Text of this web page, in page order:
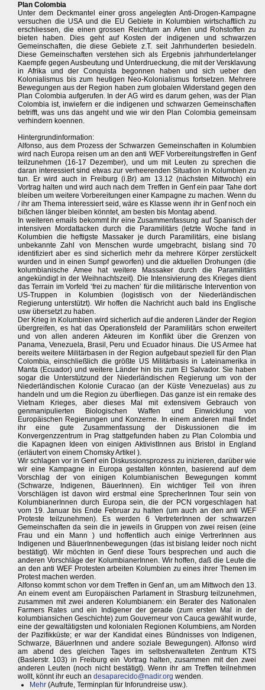
Plan Colombia
Unter dem Deckmantel einer gross angelegten Anti-Drogen-Kampagne
versuchen die USA und die EU Gebiete in Kolumbien wirtschaftlich zu
erschliessen, die einen grossen Reichtum an Arten und Rohstoffen zu
bieten haben. Dies geht auf Kosten der indigenen und schwarzen
Gemeinschaften, die diese Gebiete z.T. seit Jahrhunderten besiedeln.
Diese Gemeinschaften verstehen sich als Ergebnis jahrhundertelanger
Kaempfe gegen Ausbeutung und Unterdrueckung, die mit der Versklavung
in Afrika und der Conquista begonnen haben und sich ueber den
Kolonialismus bis zum heutigen Neo-Kolonialismus fortsetzen. Mehrere
Bewegungen aus der Region haben zum globalen Widerstand gegen den
Plan Colombia aufgerufen. In der AG wird es darum gehen, was der Plan
Colombia ist, inwiefern er die indigenen und schwarzen Gemeinschaften
betrifft, was uns das angeht und wie wir den Plan Colombia gemeinsam
verhindern koennen.
Hintergrundinformation:
Alfonso, aus dem Prozess der Schwarzen Gemeinschaften in Kolumbien
wird nach Europa reisen um an den anti WEF Vorbereitungstreffen in Genf
teilzunehmen (16-17 Dezember), und um mit Leuten zu sprechen die
daran interessiert sind etwas zur verheerenden Situation in Kolumbien zu
tun. Er wird auch in Freiburg (i.Br) am 13.12 (nächsten Mittwoch) ein
Vortrag halten und wird auch nach dem Treffen in Genf ein paar Tahe dort
bleiben um weitere Vorbereitungen einer Kampagne zu machen. Wenn du
/ ihr am Thema interessiert seid, wäre es Klasse wenn ihr in Genf noch ein
bißchen länger bleiben könntet, am besten bis Montag abend.
In weiteren emails bekommt ihr eine Zusammenfassung auf Spanisch der
intensiven Mordattacken durch die Paramilitärs (letzte Woche fand in
Kolumbien die heftigste Massaker je durch Paramilitärs, eine bislang
unbekannte Zahl von Menschen wurde umgebracht, bislang sind 70
identifiziert aber es sind sicherlich mehr da mehrere Körper zerstückelt
wurden und in einen Sumpf geworfen) und die aktuellen Drohungen (die
kolumbianische Amee hat weitere Massaker durch die Paramilitärs
angekündigt in der Weihnachtszeit). Die Intensivierung des Krieges dient
das Terrain im Vorfeld ‘frei zu machen’ für die militärische Intervention von
US-Truppen in Kolumbien (logistisch von der Niederländischen
Regierung unterstützt). Wir hoffen die Nachricht auch bald ins Englische
usw übersetzt zu haben.
Der Krieg in Kolumbien wird sicherlich auf die anderen Länder der Region
übergreifen, es hat das Operationsfeld der Paramilitärs schon erweitert
und von allen anderen Akteuren im Konflikt über die Grenzen von
Panama, Venezuela, Brasil, Peru und Ecuador hinaus. Die US Armee hat
bereits weitere Militärbasen in der Region aufgebaut speziell für den Plan
Colombia, einschließlich die größte US Militärbasis in Lateinamerika in
Manta (Ecuador) und weitere Länder hin bis zum El Salvador. Sie haben
sogar die Unterstützund der Niederländischen Regierung um von der
Niederländischen Kolonie Curacao (an der Küste Venezuelas) aus zu
handeln und um die Region zu überfliegen. Das ganze ist ein remake des
Vietnam Krieges, aber dieses Mal mit extensivem Gebrauch von
genmanipulierten Biologischen Waffen und Einwicklung von
Europäischen Regierungen und Konzerne. In einem anderen mail findet
ihr eine gute Zusammenfassung der Diskussionen die im
Konvergenzzentrum in Prag stattgefunden haben zu Plan Colombia und
die Kapagnen Ideen von einigen AktivistInnen aus Bristol in England
(erläutert von einem Chomsky Artikel ).
Wir schlagen vor in Genf ein Diskussionsprozess zu inizieren, darüber wie
wir eine Kampagne in Europa gestalten könnten, basierend auf dem
Vorschlag der von einigen Kolumbianischen Bewegungen kommt
(Schwarze, Indigenen, BäuerInnen). Ein wichtiger Teil von ihren
Vorschlägen ist davon wird erstmal eine SprecherInnen Tour sein von
KolumbianerInnen durch Europa sein, die der PCN vorgeschlagen hat
vom 19. Januar bis Ende Februar zu halten (um auch an den anti WEF
Proteste teilzunehmen). Es werden 6 VertreterInnen der schwarzen
Gemeinschaften da sein die in jeweils in Gruppen von zwei reisen (eine
Frau und ein Mann ) und hoffentlich auch einige VertrerInnen aus
Indigenen und BäuerInnenbewegungen (das ist bislang leider noch nicht
bestätigt). Wir möchten in Genf diese Tours besprechen und auch die
anderen Vorschläge der KolumbianerInnen. Wir hoffen, daß die Leute die
an den anti WEF Protesten arbeiten Kolumbien zu eines ihrer Themen im
Protest machen werden.
Alfonso kommt schon vor dem Treffen in Genf an, um am Mittwoch den 13.
An einem event am Europäischen Parlament in Strasburg teilzunehmen,
zusammen mit zwei anderen Kolumbianern: ein Berater des Nationalen
Farmers Rates und ein Indigener der gerade (zum ersten Mal in der
kolumbiansichen Geschichte) zum Gouverneur von Cauca gewählt wurde,
eine der gewaltätigsten und kolonialen Regionen Kolumbiens, am Norden
der Pazifikküste; er war der Kandidat eines Bündnisses von Indigenen,
Schwarze, BäuerInnen und andere soziale Bewegungen). Alfonso wird
am abend des gleichen Tages im selbstverwalteten Zentrum KTS
(Baslerstr. 103) in Freiburg ein Vortrag halten, zusammen mit den zwei
anderen Leuten (noch nicht bestätigt). Wenn ihr am Treffen teilnehmen
wollt, könnt ihr euch an desaparecido@nadir.org wenden.
Mehr (Aufrufe, Terminplan für Inforundreise usw.).